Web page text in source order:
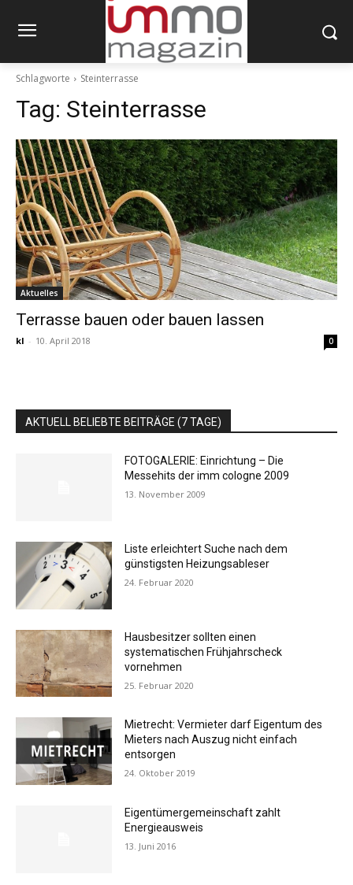
Schlagworte Steinterrasse
Tag: Steinterrasse
Aktuelles
Terrasse bauen oder bauen lassen
kl - 10. April 2018 0
AKTUELL BELIEBTE BEITRÄGE (7 TAGE)
FOTOGALERIE: Einrichtung – Die
Messehits der imm cologne 2009
13. November 2009
Liste erleichtert Suche nach dem
günstigsten Heizungsableser
24. Februar 2020
Hausbesitzer sollten einen
systematischen Frühjahrscheck
vornehmen
25. Februar 2020
Mietrecht: Vermieter darf Eigentum des
Mieters nach Auszug nicht einfach
entsorgen
24. Oktober 2019
Eigentümergemeinschaft zahlt
Energieausweis
13. Juni 2016